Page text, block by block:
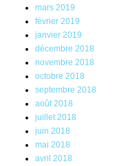
mars 2019
février 2019
janvier 2019
décembre 2018
novembre 2018
octobre 2018
septembre 2018
août 2018
juillet 2018
juin 2018
mai 2018
avril 2018